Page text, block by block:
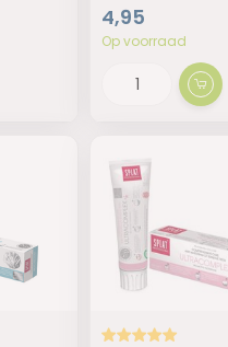
4,95
Op voorraad